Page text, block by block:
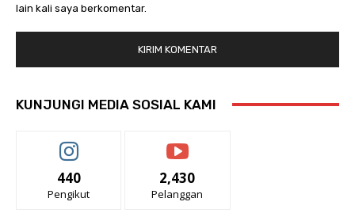
lain kali saya berkomentar.
KUNJUNGI MEDIA SOSIAL KAMI
440
Pengikut
2,430
Pelanggan